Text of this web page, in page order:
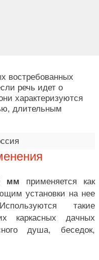
востребованных
речь идет о
характеризуются
длительным
мм применяется как
установки на нее
такие
каркасных дачных
душа, беседок,